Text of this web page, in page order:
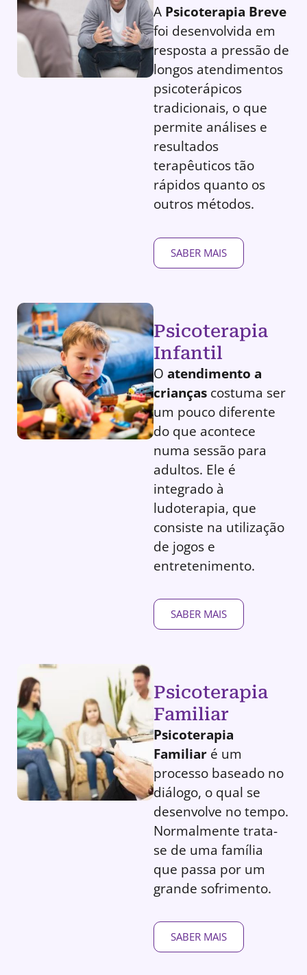
A Psicoterapia Breve
foi desenvolvida em
resposta a pressão de
longos atendimentos
psicoterápicos
tradicionais, o que
permite análises e
resultados
terapêuticos tão
rápidos quanto os
outros métodos.
SABER MAIS
Psicoterapia
Infantil
O atendimento a
crianças costuma ser
um pouco diferente
do que acontece
numa sessão para
adultos. Ele é
integrado à
ludoterapia, que
consiste na utilização
de jogos e
entretenimento.
SABER MAIS
Psicoterapia
Familiar
Psicoterapia
Familiar é um
processo baseado no
diálogo, o qual se
desenvolve no tempo.
Normalmente trata-
se de uma família
que passa por um
grande sofrimento.
SABER MAIS